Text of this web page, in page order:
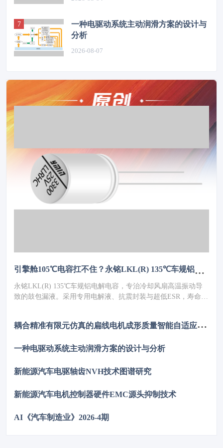
一种电驱动系统主动润滑方案的设计与
分析
2026-08-07
引擎舱105℃电容扛不住？永铭LKL(R) 135℃车规铝电解电容，破解冷却风扇高温振动失效难题
永铭LKL(R) 135℃车规铝电解电容，专治冷却风扇高温振动导
致的鼓包漏液。采用专用电解液、抗震封装与超低ESR，寿命超
近零，全生命周期成本优势显著，助力国产化替代。
耦
合精准有限元仿真的扁线电机成形质量智能自适应管控数字孪生系统
一种电驱动系统主动润滑方案的设计与分析
新能源汽车电驱轴齿NVH技术图谱研究
新能源汽车电机控制器硬件EMC源头抑制技术
AI《汽车制造业》2026-4期